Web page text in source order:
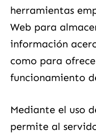
herramientas
Web para
información
como para
funcionamiento
Mediante el uso
permite al